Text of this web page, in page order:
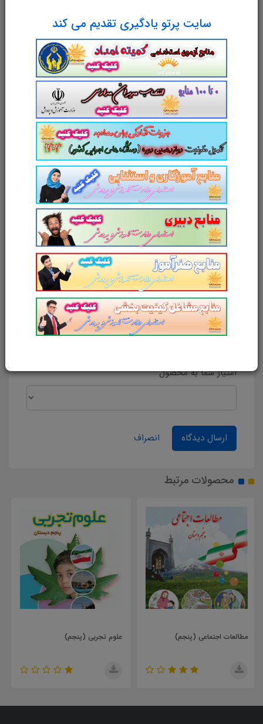
سایت پرتو یادگیری تقدیم می کند
دیدگاه خود را بنویسید
نام و نام خانوادگی
پست الکترونیک
آدرس وب‌سایت
امتیاز شما به محصول
ارسال دیدگاه انصراف
محصولات مرتبط
علوم تجربی (پنجم) ریاضی (پنجم)